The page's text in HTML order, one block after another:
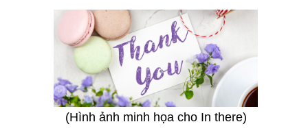
(Hình ảnh minh họa cho In there)